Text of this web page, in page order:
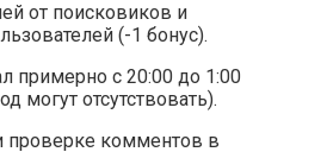
от поисковиков и
(-1 бонус).
примерно с 20:00 до 1:00
могут отсутствовать).
проверке комментов в